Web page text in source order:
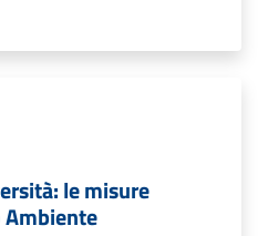
le misure